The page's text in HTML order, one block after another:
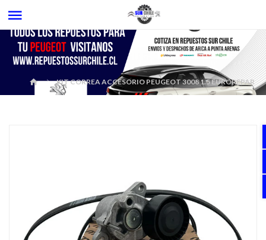
KIT CORREA ACCESORIO PEUGEOT 3008 1.5 EUROREPAR